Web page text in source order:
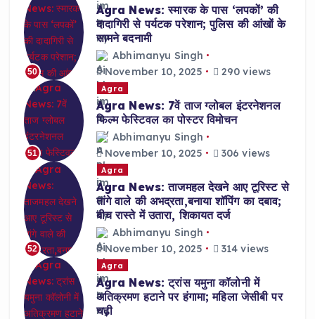
50
Agra News: स्मारक के पास ‘लपकों’ की
दादागिरी से पर्यटक परेशान; पुलिस की आंखों के
सामने बदनामी
Abhimanyu Singh
November 10, 2025
290 views
51
Agra
Agra News: 7वें ताज ग्लोबल इंटरनेशनल
फिल्म फेस्टिवल का पोस्टर विमोचन
Abhimanyu Singh
November 10, 2025
306 views
52
Agra
Agra News: ताजमहल देखने आए टूरिस्ट से
तांगे वाले की अभद्रता,बनाया शॉपिंग का दबाव;
बीच रास्ते में उतारा, शिकायत दर्ज
Abhimanyu Singh
November 10, 2025
314 views
Agra
Agra News: ट्रांस यमुना कॉलोनी में
अतिक्रमण हटाने पर हंगामा; महिला जेसीबी पर
चढ़ी